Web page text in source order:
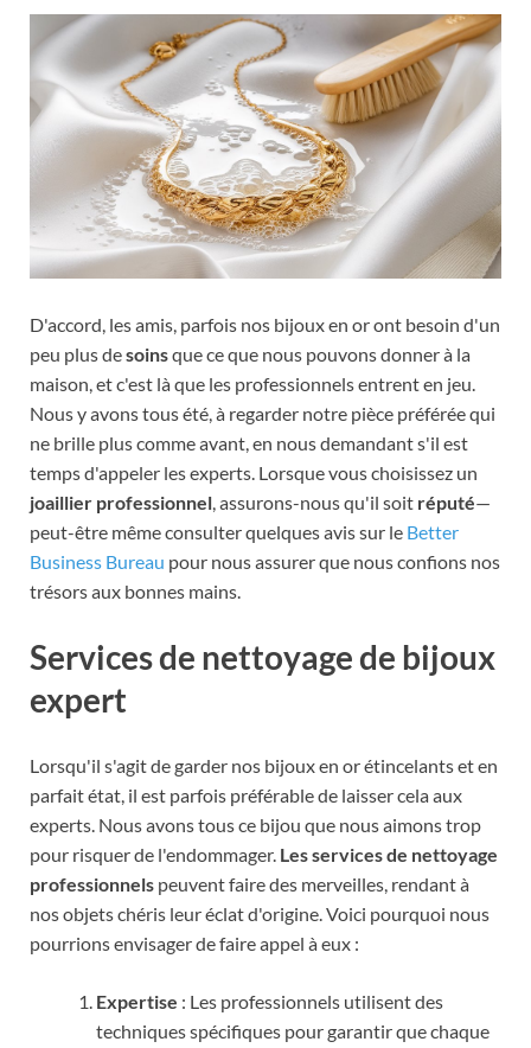
D'accord, les amis, parfois nos bijoux en or ont besoin d'un
peu plus desoinsque ce que nous pouvons donner à la
maison, et c'est là que les professionnels entrent en jeu.
Nous y avons tous été, à regarder notre pièce préférée qui
ne brille plus comme avant, en nous demandant s'il est
temps d'appeler les experts. Lorsque vous choisissez un
joaillier professionnel, assurons-nous qu'il soit réputé—
peut-être même consulter quelques avis sur le Better
Business Bureau pour nous assurer que nous confions nos
trésors aux bonnes mains.
Services de nettoyage de bijoux
expert
Lorsqu'il s'agit de garder nos bijoux en or étincelants et en
parfait état, il est parfois préférable de laisser cela aux
experts. Nous avons tous ce bijou que nous aimons trop
pour risquer de l'endommager. Les services de nettoyage
professionnels peuvent faire des merveilles, rendant à
nos objets chéris leur éclat d'origine. Voici pourquoi nous
pourrions envisager de faire appel à eux :
Expertise : Les professionnels utilisent des
techniques spécifiques pour garantir que chaque